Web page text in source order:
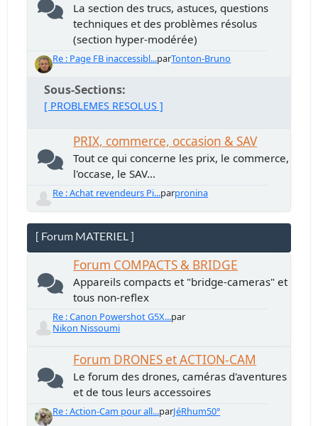
La section des trucs, astuces, questions
techniques et des problèmes résolus
(section hyper-modérée)
Re : Page FB inaccessibl...parTonton-Bruno
Sous-Sections
[ PROBLEMES RESOLUS ]
PRIX, commerce, occasion & SAV
Tout ce qui concerne les prix, le commerce,
l'occase, le SAV...
Re : Achat revendeurs Pi...parpronina
[ Forum MATERIEL ]
Forum COMPACTS & BRIDGE
Appareils compacts et "bridge-cameras" et
tous non-reflex
Re : Canon Powershot G5X...par
Nikon Nissoumi
Forum DRONES et ACTION-CAM
Le forum des drones, caméras d'aventures
et de tous leurs accessoires
Re : Action-Cam pour all...parJéRhum50°